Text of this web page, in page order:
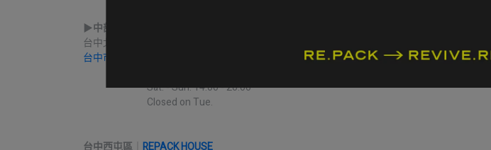
▶︎中部
台中北區
台中市北區益華街74號
Sat. - Sun. 14:00 - 20:00
Closed on Tue.
台中西屯區 REPACK HOUSE